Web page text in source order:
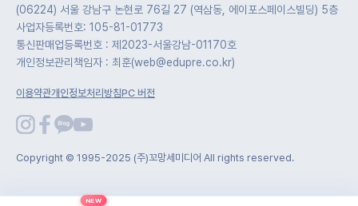
(06224) 서울 강남구 논현로 76길 27 (역삼동, 에이포스페이스빌딩) 5층
사업자등록번호: 105-81-01773
통신판매업등록번호 : 제2023-서울강남-01170호
개인정보관리책임자 : 최훈(web@edupre.co.kr)
이용약관개인정보처리방침PC 버전
Copyright © 1995-2025 (주)꼬망세미디어 All rights reserved.
NEW